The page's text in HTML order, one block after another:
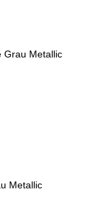
Grau Metallic
Metallic